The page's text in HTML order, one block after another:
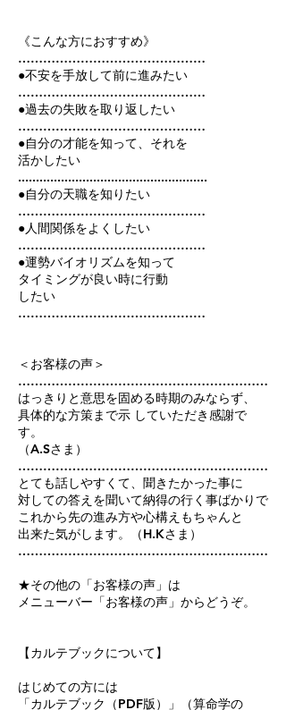
《こんな方におすすめ》
………………………………………
●不安を手放して前に進みたい
………………………………………
●過去の失敗を取り返したい
………………………………………
●自分の才能を知って、それを
活かしたい
.....................................................
●自分の天職を知りたい
………………………………………
●人間関係をよくしたい
………………………………………
●運勢バイオリズムを知って
タイミングが良い時に行動
したい
………………………………………
＜お客様の声＞
……………………………………………………
はっきりと意思を固める時期のみならず、
具体的な方策まで示 していただき感謝で
す。
（A.Sさま）
……………………………………………………
とても話しやすくて、聞きたかった事に
対しての答えを聞いて納得の行く事ばかりで
これから先の進み方や心構えもちゃんと
出来た気がします。（H.Kさま）
……………………………………………………
★その他の「お客様の声」は
メニューバー「お客様の声」からどうぞ。
【カルテブックについて】
はじめての方には
「カルテブック（PDF版）」（算命学の